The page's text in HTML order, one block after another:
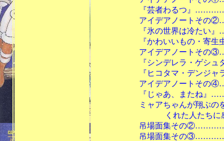
『芸者わるつ』
アイデアノートその
『氷の世界は冷たい
『かわいいもの・寄生
アイデアノートその
『シンデレラ・ゲシュ
『ヒコタマ・デンジャ
アイデアノートその
『じゃあ、またね』
ミャアちゃんが翔ぶのを
くれた人たちに感
吊場面集その
吊場面集その